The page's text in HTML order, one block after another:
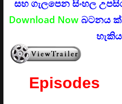
සහ ගැලපෙන සිංහල
Download Nowබටනය
Episodes